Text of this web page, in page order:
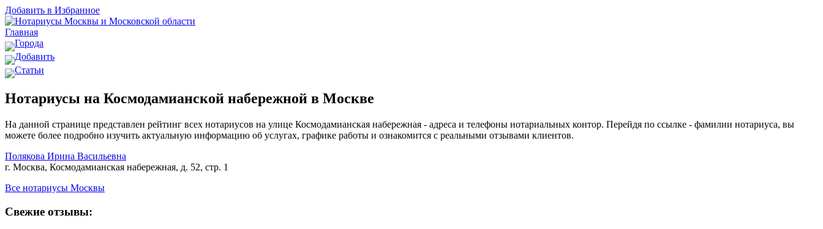
Добавить в Избранное
Главная
Города
Добавить
Статьи
Нотариусы на Космодамианской набережной в Москве
На данной странице представлен рейтинг всех нотариусов на улице Космодамианская набережная - адреса и телефоны нотариальных контор. Перейдя по ссылке - фамилии нотариуса, вы
можете более подробно изучить актуальную информацию об услугах, графике работы и ознакомится с реальными отзывами клиентов.
Полякова Ирина Васильевна
г. Москва, Космодамианская набережная, д. 52, стр. 1
Все нотариусы Москвы
Свежие отзывы: